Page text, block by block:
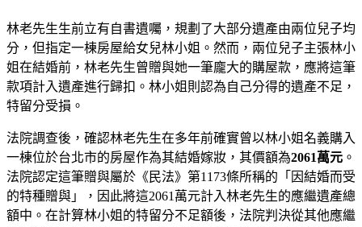
林老先生生前立有自書遺囑，規劃了大部分遺產由兩位兒子均
分，但指定一棟房屋給女兒林小姐。然而，兩位兒子主張林小
姐在結婚前，林老先生曾贈與她一筆龐大的購屋款，應將這筆
款項計入遺產進行歸扣。林小姐則認為自己分得的遺產不足，
特留分受損。
法院調查後，確認林老先生在多年前確實曾以林小姐名義購入
一棟位於台北市的房屋作為其結婚嫁妝，其價額為2061萬元 。
法院認定這筆贈與屬於《民法》第1173條所稱的「因結婚而受
的特種贈與」，因此將這2061萬元計入林老先生的應繼遺產總
額中。在計算林小姐的特留分不足額後，法院判決從其他應繼